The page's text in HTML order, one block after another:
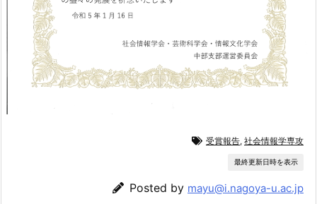
受賞報告, 社会情報学専攻
最終更新日時を表示
Posted by mayu@i.nagoya-u.ac.jp